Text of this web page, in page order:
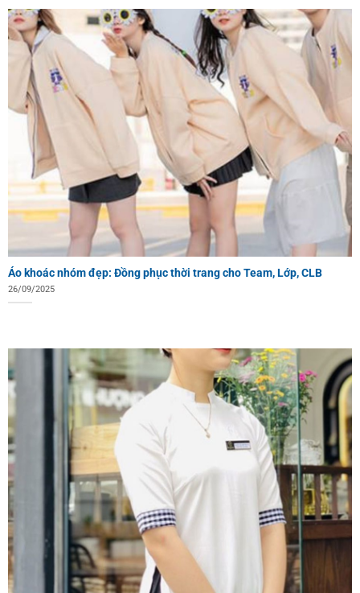
Áo khoác nhóm đẹp: Đồng phục thời trang cho Team, Lớp, CLB
26/09/2025